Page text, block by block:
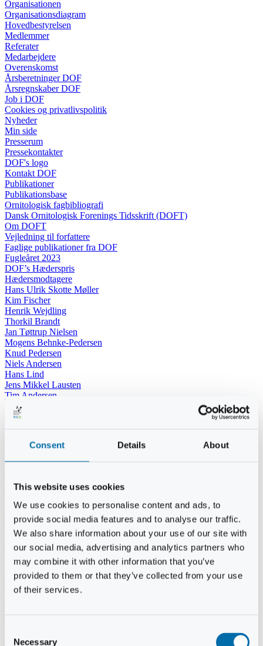
Consent Details About
This website uses cookies
We use cookies to personalise content and ads, to
provide social media features and to analyse our traffic.
We also share information about your use of our site with
our social media, advertising and analytics partners who
may combine it with other information that you’ve
provided to them or that they’ve collected from your use
of their services.
Necessary
Organisationen
Organisationsdiagram
Hovedbestyrelsen
Medlemmer
Referater
Medarbejdere
Overenskomst
Årsberetninger DOF
Årsregnskaber DOF
Job i DOF
Cookies og privatlivspolitik
Nyheder
Min side
Presserum
Pressekontakter
DOF's logo
Kontakt DOF
Publikationer
Publikationsbase
Ornitologisk fagbibliografi
Dansk Ornitologisk Forenings Tidsskrift (DOFT)
Om DOFT
Vejledning til forfattere
Faglige publikationer fra DOF
Fugleåret 2023
DOF’s Hæderspris
Hædersmodtagere
Hans Ulrik Skotte Møller
Kim Fischer
Henrik Wejdling
Thorkil Brandt
Jan Tøttrup Nielsen
Mogens Behnke-Pedersen
Knud Pedersen
Niels Andersen
Hans Lind
Jens Mikkel Lausten
Tim Andersen
Per Janfelt
Christian Hjorth
Kjeld Hansen
Niels Thomas Rosenberg
Svend Andersen
Bent Wigh
Jens-Kjeld Jensen
Jon Fjeldså
William Carøe Aarestrup
Erik Mølgaard
Klaus Malling Olsen
Brian Zobbe
Peter Lange
Kurt Due Johansen
Niels Peter Andreasen
Jesper Tofft